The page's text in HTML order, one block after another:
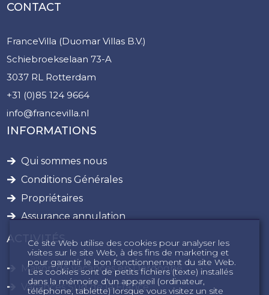
CONTACT
FranceVilla (Duomar Villas B.V.)
Schiebroekselaan 73-A
3037 RL Rotterdam
+31 (0)85 124 9664
info@francevilla.nl
INFORMATIONS
Qui sommes nous
Conditions Générales
Propriétaires
Assurance annulation
ACTIVITÉS
Maison de vacances en Dordogne
Vacances Sud de la France
Ce site Web utilise des cookies pour analyser les
visites sur le site Web, à des fins de marketing et
pour garantir le bon fonctionnement du site Web.
Les cookies sont de petits fichiers (texte) installés
dans la mémoire d'un appareil (ordinateur,
téléphone, tablette) lorsque vous visitez un site